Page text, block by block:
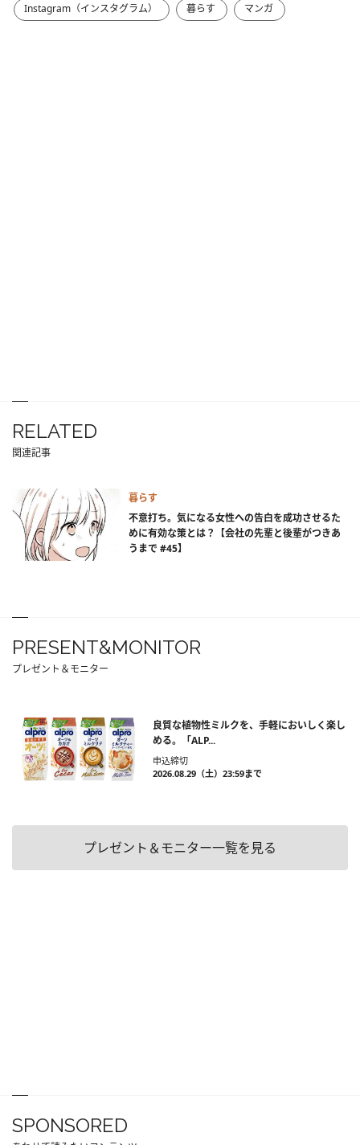
Instagram（インスタグラム）
暮らす マンガ
RELATED
関連記事
暮らす
不意打ち。気になる女性への告白を成功させるた
めに有効な策とは？【会社の先輩と後輩がつきあ
うまで #45】
PRESENT&MONITOR
プレゼント＆モニター
良質な植物性ミルクを、手軽においしく楽し
める。「ALP...
申込締切
2026.08.29（土）23:59まで
プレゼント＆モニター一覧を見る
SPONSORED